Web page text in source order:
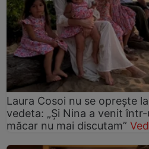
Laura Cosoi nu se oprește
vedeta: „Și Nina a venit
măcar nu mai discutam”